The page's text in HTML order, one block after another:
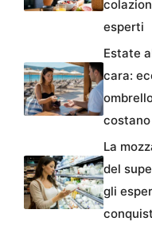
esperti
Estate
cara:
La
del
gli